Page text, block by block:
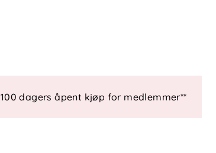
100 dagers åpent kjøp for medlemmer**